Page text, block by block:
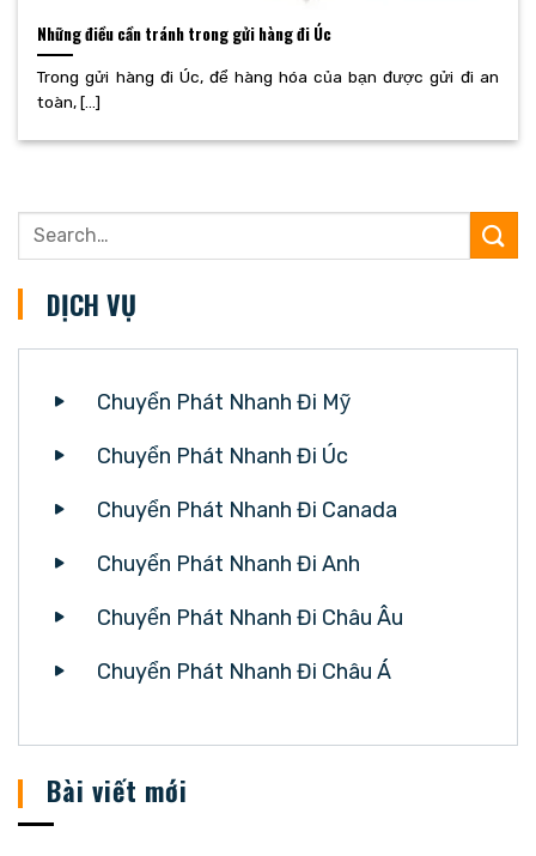
Những điều cần tránh trong gửi hàng đi Úc
Trong gửi hàng đi Úc, để hàng hóa của bạn được gửi đi an
toàn, [...]
DỊCH VỤ
Chuyển Phát Nhanh Đi Mỹ
Chuyển Phát Nhanh Đi Úc
Chuyển Phát Nhanh Đi Canada
Chuyển Phát Nhanh Đi Anh
Chuyển Phát Nhanh Đi Châu Âu
Chuyển Phát Nhanh Đi Châu Á
Bài viết mới